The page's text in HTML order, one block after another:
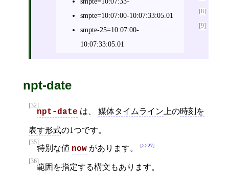
[8]
smpte=10:07:00-10:07:33:05.01
[9]
smpte-25=10:07:00-
10:07:33:05.01
npt-date
[32]
npt-date は、 媒体タイムライン 上の時刻を
表す形式の1つです。
[35]
特別な値 now があります。 >>27
[36]
範囲 を指定する構文もあります。